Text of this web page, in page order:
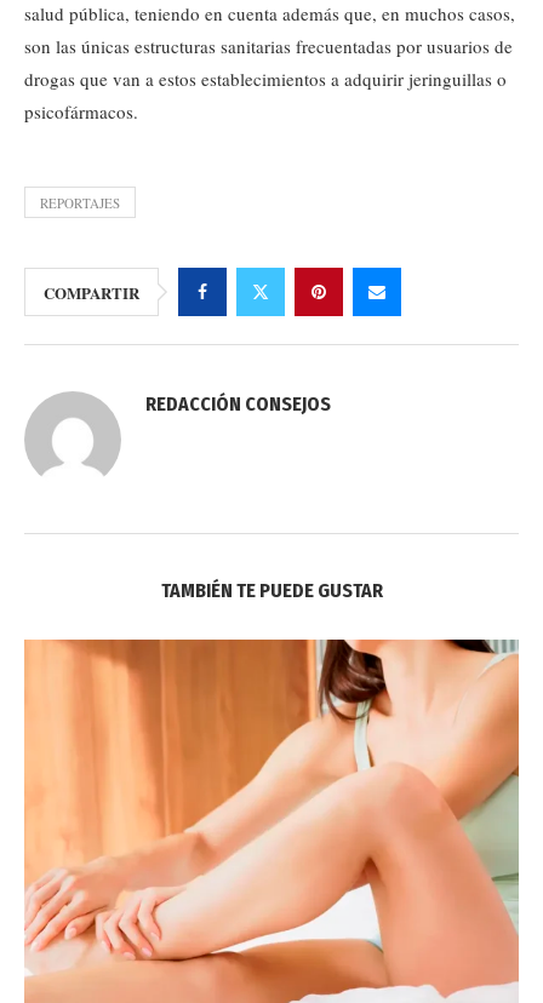
salud pública, teniendo en cuenta además que, en muchos casos,
son las únicas estructuras sanitarias frecuentadas por usuarios de
drogas que van a estos establecimientos a adquirir jeringuillas o
psicofármacos.
REPORTAJES
COMPARTIR
REDACCIÓN CONSEJOS
TAMBIÉN TE PUEDE GUSTAR